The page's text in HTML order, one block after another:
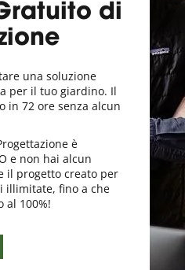
di
una soluzione
per il tuo giardino. Il
in 72 ore senza alcun
è
e non hai alcun
il progetto creato per
illimitate, fino a che
al 100%!